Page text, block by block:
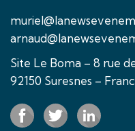
Site Le Boma – 8 rue
92150 Suresnes –